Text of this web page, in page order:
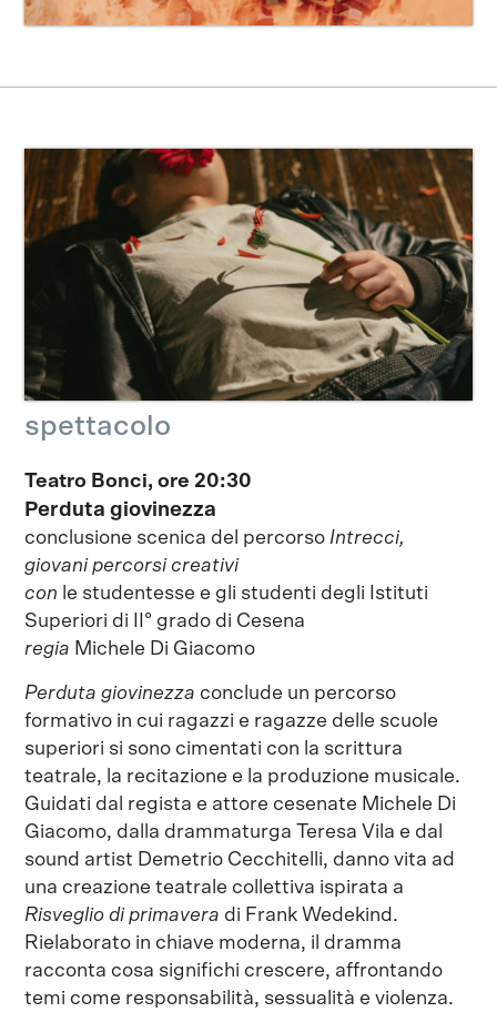
spettacolo
Teatro Bonci, ore 20:30
Perduta giovinezza
conclusione scenica del percorso Intrecci,
giovani percorsi creativi
con le studentesse e gli studenti degli Istituti
Superiori di II° grado di Cesena
regia Michele Di Giacomo
Perduta giovinezza conclude un percorso
formativo in cui ragazzi e ragazze delle scuole
superiori si sono cimentati con la scrittura
teatrale, la recitazione e la produzione musicale.
Guidati dal regista e attore cesenate Michele Di
Giacomo, dalla drammaturga Teresa Vila e dal
sound artist Demetrio Cecchitelli, danno vita ad
una creazione teatrale collettiva ispirata a
Risveglio di primavera di Frank Wedekind.
Rielaborato in chiave moderna, il dramma
racconta cosa significhi crescere, affrontando
temi come responsabilità, sessualità e violenza.